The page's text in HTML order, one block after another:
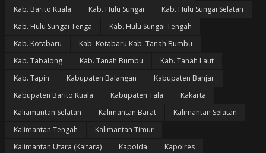
Kab. Barito Kuala
Kab. Hulu Sungai
Kab. Hulu Sungai Selatan
Kab. Hulu Sungai Tenga
Kab. Hulu Sungai Tengah
Kab. Kotabaru
Kab. Kotabaru Kab. Tanah Bumbu
Kab. Tabalong
Kab. Tanah Bumbu
Kab. Tanah Laut
Kab. Tapin
Kabupaten Balangan
Kabupaten Banjar
Kabupaten Barito Kuala
Kabupaten Tala
Kakarta
Kaliamantan Selatan
Kalimantan Barat
Kalimantan Selatan
Kalimantan Tengah
Kalimantan Timur
Kalimantan Utara (Kaltara)
Kapolda
Kapolres